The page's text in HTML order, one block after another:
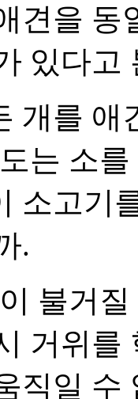
견을 동
있다고
개를 애
는 소
소고기
.
불거
거위를
직일 수